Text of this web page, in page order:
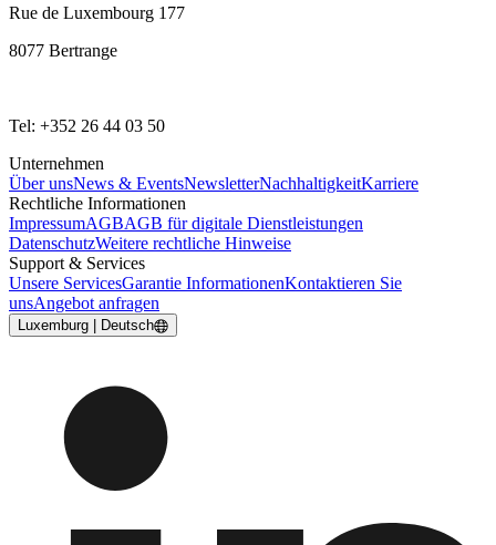
Rue de Luxembourg 177
8077 Bertrange
Tel: +352 26 44 03 50
Unternehmen
Über unsNews & EventsNewsletterNachhaltigkeitKarriere
Rechtliche Informationen
ImpressumAGBAGB für digitale Dienstleistungen
DatenschutzWeitere rechtliche Hinweise
Support & Services
Unsere ServicesGarantie InformationenKontaktieren Sie
unsAngebot anfragen
Luxemburg | Deutsch